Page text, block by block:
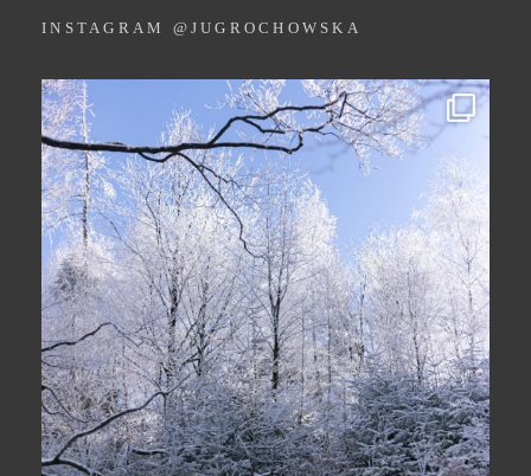
INSTAGRAM @JUGROCHOWSKA